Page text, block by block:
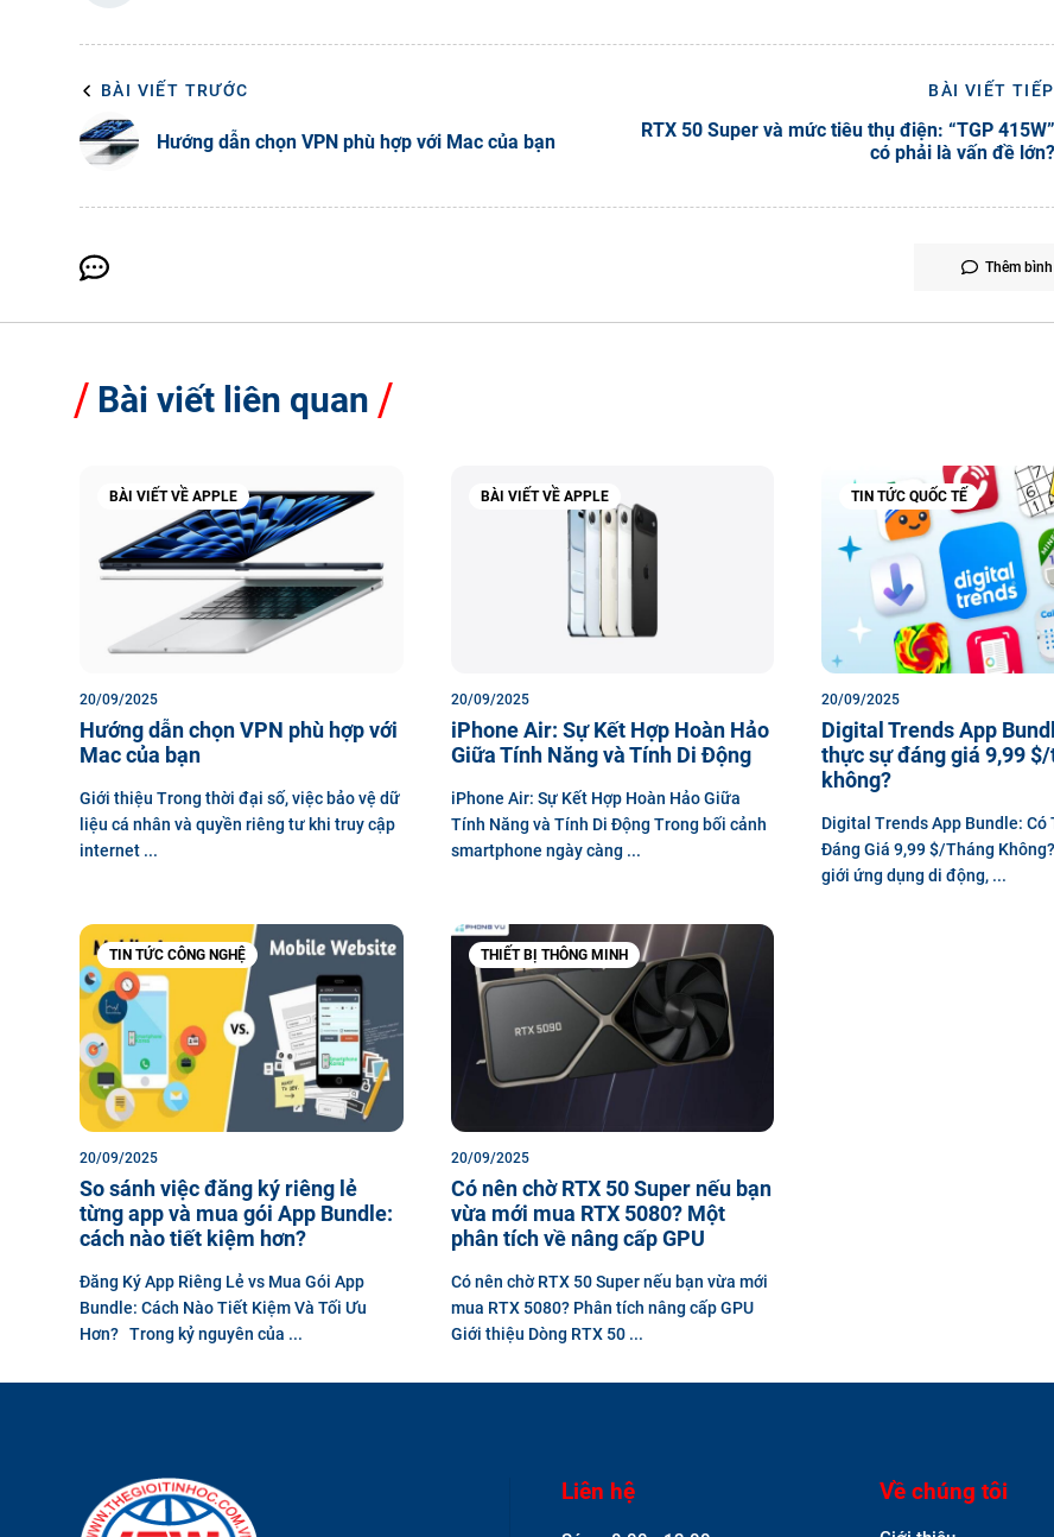
BÀI VIẾT TRƯỚC
Hướng dẫn chọn VPN phù hợp với Mac của bạn
BÀI VIẾT
RTX 50 Super và mức tiêu thụ điện: “TGP 415W”
có phải là vấn đề lớn?
Thêm
Bài viết liên quan
BÀI VIẾT VỀ APPLE
20/09/2025
Hướng dẫn chọn VPN phù hợp với
Mac của bạn
Giới thiệu Trong thời đại số, việc bảo vệ dữ
liệu cá nhân và quyền riêng tư khi truy cập
internet ...
BÀI VIẾT VỀ APPLE
20/09/2025
iPhone Air: Sự Kết Hợp Hoàn Hảo
Giữa Tính Năng và Tính Di Động
iPhone Air: Sự Kết Hợp Hoàn Hảo Giữa
Tính Năng và Tính Di Động Trong bối cảnh
smartphone ngày càng ...
TIN TỨC QUỐC TẾ
20/09/2025
Digital Trends App
thực sự đáng giá 9,99
không?
Digital Trends App Bundle: Có
Đáng Giá 9,99 $/Tháng
giới ứng dụng di động, ...
TIN TỨC CÔNG NGHỆ
20/09/2025
So sánh việc đăng ký riêng lẻ
từng app và mua gói App Bundle:
cách nào tiết kiệm hơn?
Đăng Ký App Riêng Lẻ vs Mua Gói App
Bundle: Cách Nào Tiết Kiệm Và Tối Ưu
Hơn? Trong kỷ nguyên của ...
THIẾT BỊ THÔNG MINH
20/09/2025
Có nên chờ RTX 50 Super nếu bạn
vừa mới mua RTX 5080? Một
phân tích về nâng cấp GPU
Có nên chờ RTX 50 Super nếu bạn vừa mới
mua RTX 5080? Phân tích nâng cấp GPU
Giới thiệu Dòng RTX 50 ...
Liên hệ Về chúng tôi